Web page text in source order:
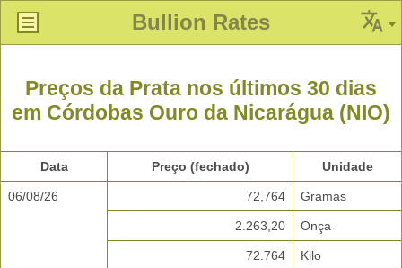
Bullion Rates
Preços da Prata nos últimos 30 dias
em Córdobas Ouro da Nicarágua (NIO)
Data Preço (fechado) Unidade
06/08/26 72,764 Gramas
2.263,20 Onça
72.764 Kilo